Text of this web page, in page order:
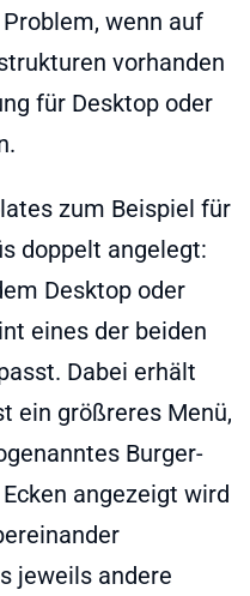
wenn auf
vorhanden
für Desktop oder
zum Beispiel für
doppelt angelegt:
Desktop oder
eines der beiden
Dabei erhält
ein größreres Menü,
Burger-
angezeigt wird
jeweils andere